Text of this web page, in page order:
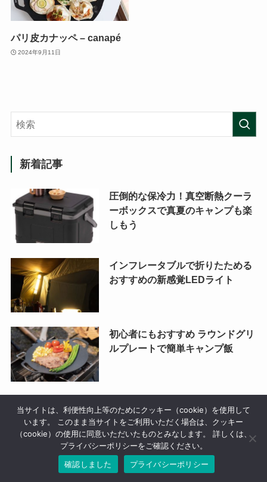
パリ皮カナッペ – canapé
2024年9月11日
新着記事
圧倒的な保冷力！真空断熱クーラ
ーボックスで真夏のキャンプも楽
しもう
インフレータブルで折りたためる
おすすめの新感覚LEDライト
初心者にもおすすめ ラウンドグリ
ルプレートで簡単キャンプ飯
マナー 火消しつぼの重要さ
初心者にも最適なアウトドアテー
当サイトは、利便性向上等のためにクッキー（cookie）を使用して
います。 このまま当サイトをご利用いただく場合は、クッキー
（cookie）の使用に同意いただいたものとみなします。 詳しくは、
プライバシーポリシーをご確認ください。
確認しました
プライバシーポリシー